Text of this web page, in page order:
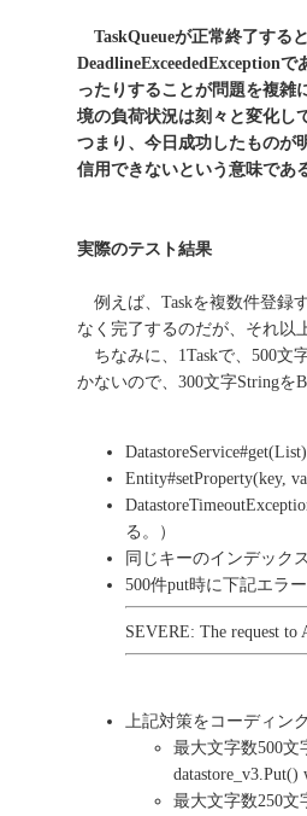
TaskQueueが正常終了する
DeadlineExceededException
ったりすることが問題を複雑
境の負荷状況は刻々と変化し
つまり、今日成功したものが
信用できないという意味であ
実際のテスト結果
例えば、Taskを複数件登録
なく完了するのだが、それ以
ちなみに、1Taskで、500文
かないので、300文字Stringを
DatastoreService#get(List
Entity#setProperty(key,
る。）
同じキーのインデック
500件put時に下記エラ
SEVERE: The request to
上記対策をコーディン
最大文字数500文
datastore_v3.Put()
最大文字数250文